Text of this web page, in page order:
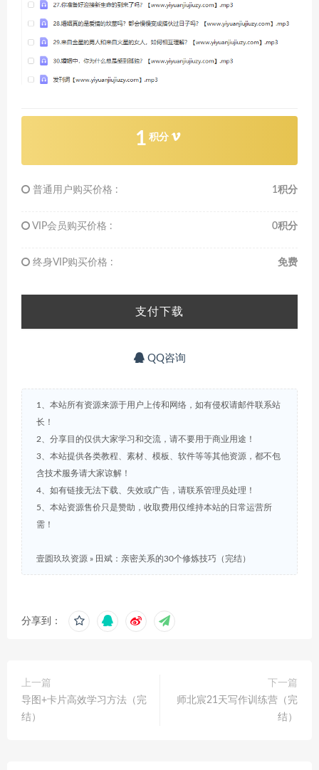
1 积分
普通用户购买价格 : 1积分
VIP会员购买价格 : 0积分
终身VIP购买价格 : 免费
支付下载
QQ咨询
1、本站所有资源来源于用户上传和网络，如有侵权请邮件联系站
长！
2、分享目的仅供大家学习和交流，请不要用于商业用途！
3、本站提供各类教程、素材、模板、软件等等其他资源，都不包
含技术服务请大家谅解！
4、如有链接无法下载、失效或广告，请联系管理员处理！
5、本站资源售价只是赞助，收取费用仅维持本站的日常运营所
需！
壹圆玖玖资源 » 田斌：亲密关系的30个修炼技巧（完结）
分享到：
上一篇
导图+卡片高效学习方法（完
结）
下一篇
师北宸21天写作训练营（完
结）